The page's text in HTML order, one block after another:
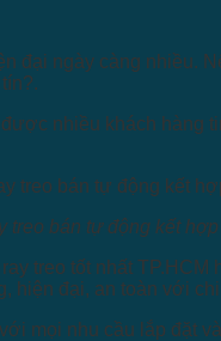
đại ngày càng nhiều.
nhiều khách
treo bán tự động kết
treo tốt nhất
hiện đại, an toàn với
mọi nhu cầu lắp đặt